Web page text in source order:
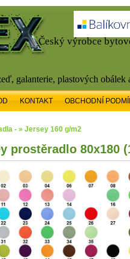
Český výrobce
galanterie, plastových
KONTAKT OBCHODNÍ
- » Jersey 160 g/m2
prostěradlo 80x180